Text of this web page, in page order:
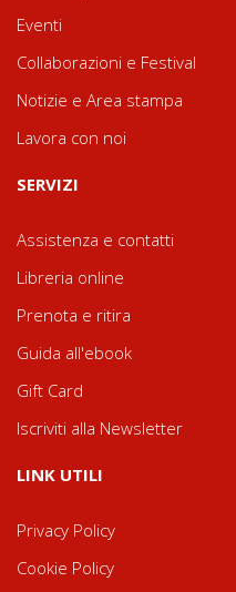
Eventi
Collaborazioni e Festival
Notizie e Area stampa
Lavora con noi
SERVIZI
Assistenza e contatti
Libreria online
Prenota e ritira
Guida all'ebook
Gift Card
Iscriviti alla Newsletter
LINK UTILI
Privacy Policy
Cookie Policy